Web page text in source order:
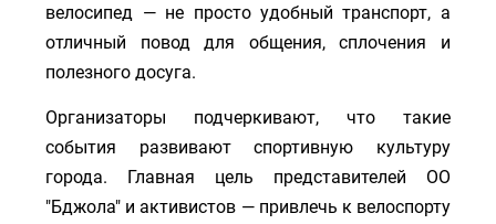
велосипед — не просто удобный транспорт, а
отличный повод для общения, сплочения и
полезного досуга.
Организаторы подчеркивают, что такие
события развивают спортивную культуру
города. Главная цель представителей ОО
"Бджола" и активистов — привлечь к велоспорту